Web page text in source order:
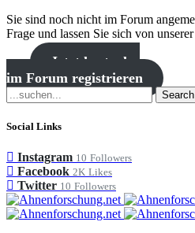
Sie sind noch nicht im Forum
Frage und lassen Sie sich von
Jetzt kostenlos
im Forum registrieren
Search
Social Links
Instagram 10 Followers
Facebook 2K Likes
Twitter 10 Followers